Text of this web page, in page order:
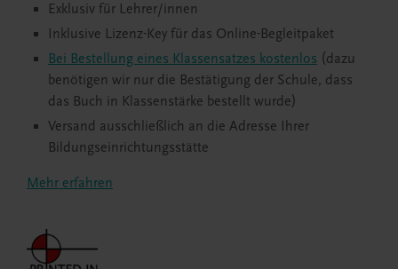
Exklusiv für Lehrer/innen
Inklusive Lizenz-Key für das Online-Begleitpaket
Bei Bestellung eines Klassensatzes kostenlos (dazu
benötigen wir nur die Bestätigung der Schule, dass
das Buch in Klassenstärke bestellt wurde)
Versand ausschließlich an die Adresse Ihrer
Bildungseinrichtungsstätte
Mehr erfahren